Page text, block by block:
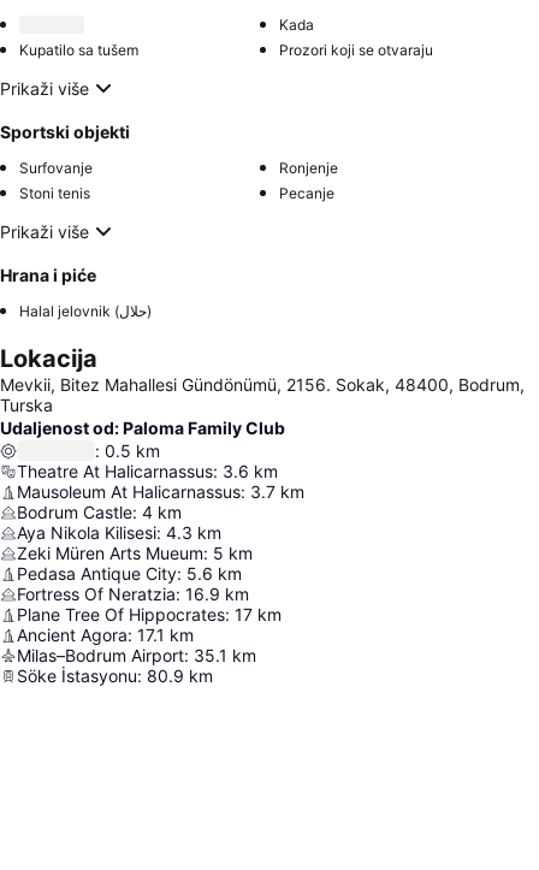
Kada
Kupatilo sa tušem
Prozori koji se otvaraju
Prikaži više
Sportski objekti
Surfovanje
Ronjenje
Stoni tenis
Pecanje
Prikaži više
Hrana i piće
Halal jelovnik (حلال)
Lokacija
Mevkii, Bitez Mahallesi Gündönümü, 2156. Sokak, 48400, Bodrum,
Turska
Udaljenost od: Paloma Family Club
: 0.5 km
Theatre At Halicarnassus: 3.6 km
Mausoleum At Halicarnassus: 3.7 km
Bodrum Castle: 4 km
Aya Nikola Kilisesi: 4.3 km
Zeki Müren Arts Mueum: 5 km
Pedasa Antique City: 5.6 km
Fortress Of Neratzia: 16.9 km
Plane Tree Of Hippocrates: 17 km
Ancient Agora: 17.1 km
Milas–Bodrum Airport: 35.1 km
Söke İstasyonu: 80.9 km